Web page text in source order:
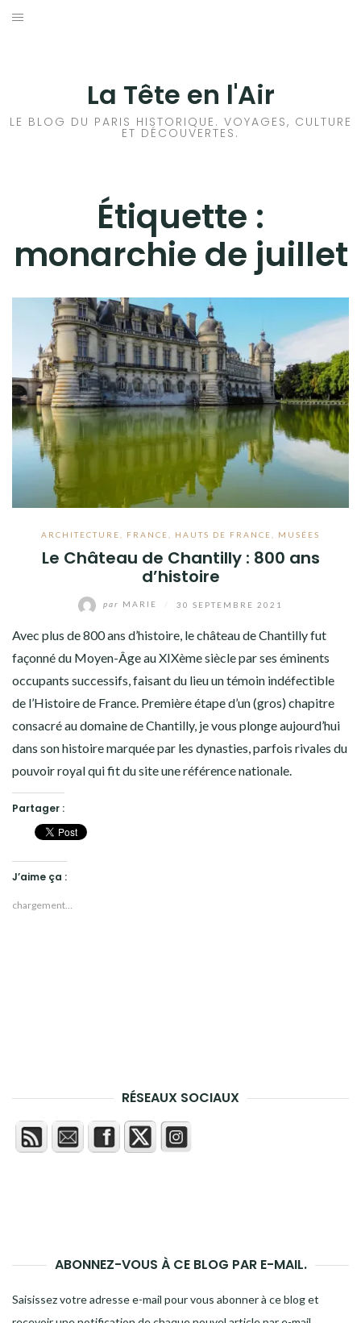
Aller
La Tête en l'Air
LE BLOG DU PARIS HISTORIQUE. VOYAGES, CULTURE
ET DÉCOUVERTES.
Étiquette :
monarchie de juillet
ARCHITECTURE FRANCE HAUTS DE FRANCE MUSÉES
Le Château de Chantilly : 800 ans
d’histoire
par MARIE 30 SEPTEMBRE 2021
Avec plus de 800 ans d’histoire, le château de Chantilly fut
façonné du Moyen-Âge au XIXème siècle par ses éminents
occupants successifs, faisant du lieu un témoin indéfectible
de l’Histoire de France. Première étape d’un (gros) chapitre
consacré au domaine de Chantilly, je vous plonge aujourd’hui
dans son histoire marquée par les dynasties, parfois rivales du
pouvoir royal qui fit du site une référence nationale.
Partager :
J’aime ça :
chargement…
RÉSEAUX SOCIAUX
ABONNEZ-VOUS À CE BLOG PAR E-MAIL.
Saisissez votre adresse e-mail pour vous abonner à ce blog et
HISTOIRES EN ILE DE FRANCE
VOYAGES À L’ÉTRANGER